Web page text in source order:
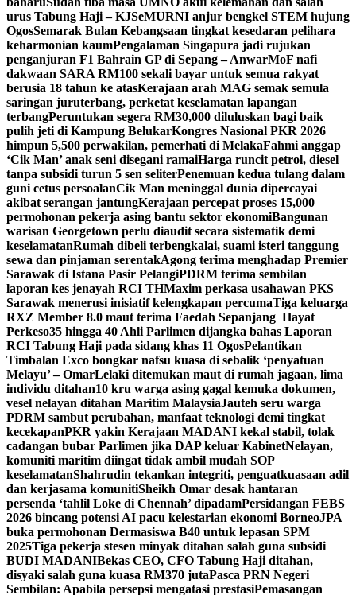
urus Tabung Haji – KJSeMURNI anjur bengkel STEM hujung
OgosSemarak Bulan Kebangsaan tingkat kesedaran pelihara
keharmonian kaumPengalaman Singapura jadi rujukan
penganjuran F1 Bahrain GP di Sepang – AnwarMoF nafi
dakwaan SARA RM100 sekali bayar untuk semua rakyat
berusia 18 tahun ke atasKerajaan arah MAG semak semula
saringan juruterbang, perketat keselamatan lapangan
terbangPeruntukan segera RM30,000 diluluskan bagi baik
pulih jeti di Kampung BelukarKongres Nasional PKR 2026
himpun 5,500 perwakilan, pemerhati di MelakaFahmi anggap
‘Cik Man’ anak seni disegani ramaiHarga runcit petrol, diesel
tanpa subsidi turun 5 sen seliterPenemuan kedua tulang dalam
guni cetus persoalanCik Man meninggal dunia dipercayai
akibat serangan jantungKerajaan percepat proses 15,000
permohonan pekerja asing bantu sektor ekonomiBangunan
warisan Georgetown perlu diaudit secara sistematik demi
keselamatanRumah dibeli terbengkalai, suami isteri tanggung
sewa dan pinjaman serentakAgong terima menghadap Premier
Sarawak di Istana Pasir PelangiPDRM terima sembilan
laporan kes jenayah RCI THMaxim perkasa usahawan PKS
Sarawak menerusi inisiatif kelengkapan percumaTiga keluarga
RXZ Member 8.0 maut terima Faedah Sepanjang Hayat
Perkeso35 hingga 40 Ahli Parlimen dijangka bahas Laporan
RCI Tabung Haji pada sidang khas 11 OgosPelantikan
Timbalan Exco bongkar nafsu kuasa di sebalik ‘penyatuan
Melayu’ – OmarLelaki ditemukan maut di rumah jagaan, lima
individu ditahan10 kru warga asing gagal kemuka dokumen,
vesel nelayan ditahan Maritim MalaysiaJauteh seru warga
PDRM sambut perubahan, manfaat teknologi demi tingkat
kecekapanPKR yakin Kerajaan MADANI kekal stabil, tolak
cadangan bubar Parlimen jika DAP keluar KabinetNelayan,
komuniti maritim diingat tidak ambil mudah SOP
keselamatanShahrudin tekankan integriti, penguatkuasaan adil
dan kerjasama komunitiSheikh Omar desak hantaran
persenda ‘tahlil Loke di Chennah’ dipadamPersidangan FEBS
2026 bincang potensi AI pacu kelestarian ekonomi BorneoJPA
buka permohonan Dermasiswa B40 untuk lepasan SPM
2025Tiga pekerja stesen minyak ditahan salah guna subsidi
BUDI MADANIBekas CEO, CFO Tabung Haji ditahan,
disyaki salah guna kuasa RM370 jutaPasca PRN Negeri
Sembilan: Apabila persepsi mengatasi prestasiPemasangan